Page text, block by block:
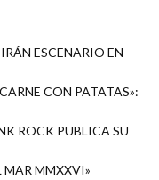
ESCENARIO EN
CON PATATAS»:
ROCK PUBLICA SU
MAR MMXXVI»